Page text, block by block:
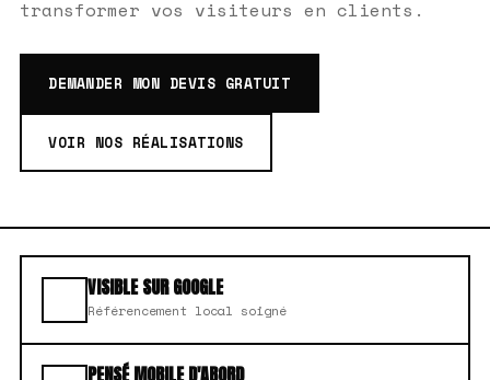
transformer vos visiteurs en clients.
DEMANDER MON DEVIS GRATUIT
VOIR NOS RÉALISATIONS
VISIBLE SUR GOOGLE
Référencement local soigné
PENSÉ MOBILE D'ABORD